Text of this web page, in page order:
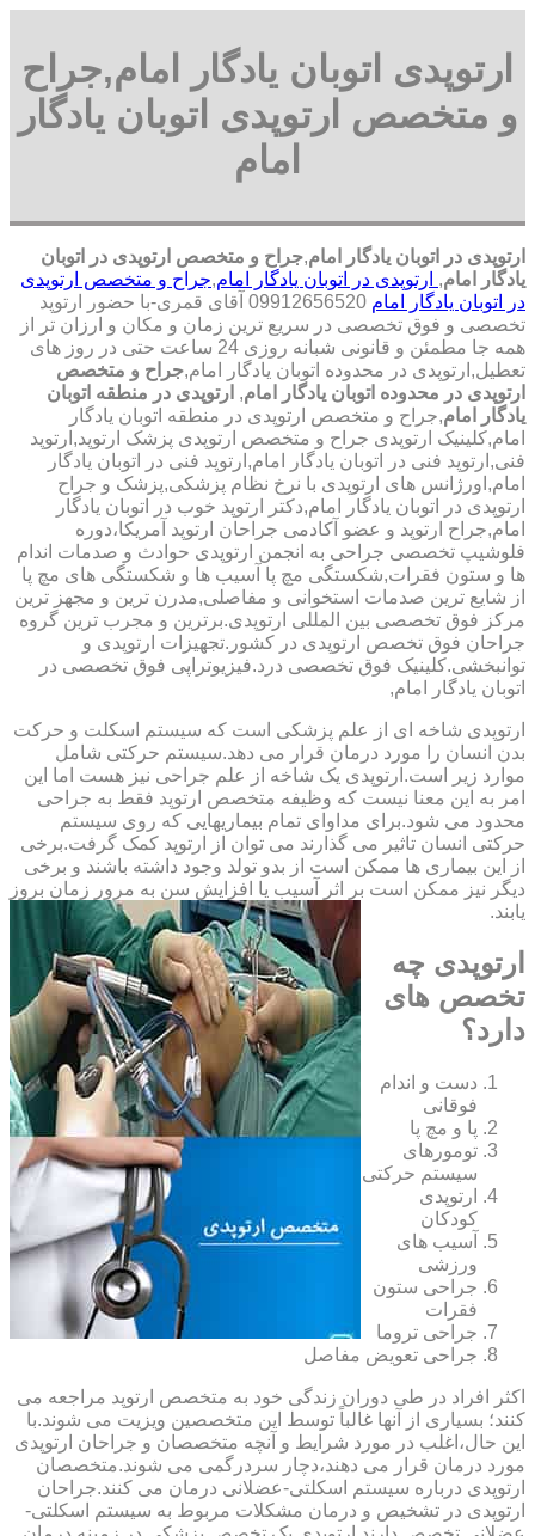
ارتوپدی اتوبان یادگار امام,جراح
و متخصص ارتوپدی اتوبان یادگار
امام
ارتوپدی در اتوبان یادگار امام,جراح و متخصص ارتوپدی در اتوبان
یادگار امام, ارتوپدی در اتوبان یادگار امام,جراح و متخصص ارتوپدی
در اتوبان یادگار امام
09912656520 آقای قمری-با حضور ارتوپد
تخصصی و فوق تخصصی در سریع ترین زمان و مکان و ارزان تر از
همه جا مطمئن و قانونی شبانه روزی 24 ساعت حتی در روز های
تعطیل,ارتوپدی در محدوده اتوبان یادگار امام,جراح و متخصص
ارتوپدی در محدوده اتوبان یادگار امام, ارتوپدی در منطقه اتوبان
یادگار امام,جراح و متخصص ارتوپدی در منطقه اتوبان یادگار
امام,کلینیک ارتوپدی جراح و متخصص ارتوپدی پزشک ارتوپد,ارتوپد
فنی,ارتوپد فنی در اتوبان یادگار امام,ارتوپد فنی در اتوبان یادگار
امام,اورژانس های ارتوپدی با نرخ نظام پزشکی,پزشک و جراح
ارتوپدی در اتوبان یادگار امام,دکتر ارتوپد خوب در اتوبان یادگار
امام,جراح ارتوپد و عضو آکادمی جراحان ارتوپد آمریکا،دوره
فلوشیپ تخصصی جراحی به انجمن ارتوپدی حوادث و صدمات اندام
ها و ستون فقرات,شکستگی مچ پا آسیب ها و شکستگی های مچ پا
از شایع ترین صدمات استخوانی و مفاصلی,مدرن ترین و مجهز ترین
مرکز فوق تخصصی بین المللی ارتوپدی.برترین ‏و ‏مجرب ‏ترین ‏گروه
‏جراحان ‏فوق ‏تخصص ‏ارتوپدی ‏در ‏کشور.تجهیزات ارتوپدی و
توانبخشی.کلینیک فوق تخصصی درد.فیزیوتراپی فوق تخصصی در
اتوبان یادگار امام,
ارتوپدی شاخه ای از علم پزشکی است که سیستم اسکلت و حرکت
بدن انسان را مورد درمان قرار می دهد.سیستم حرکتی شامل
موارد زیر است.ارتوپدی یک شاخه از علم جراحی نیز هست اما این
امر به این معنا نیست که وظیفه متخصص ارتوپد فقط به جراحی
محدود می شود.برای مداوای تمام بیماریهایی که روی سیستم
حرکتی انسان تاثیر می گذارند می توان از ارتوپد کمک گرفت.برخی
از این بیماری ها ممکن است از بدو تولد وجود داشته باشند و برخی
دیگر نیز ممکن است بر اثر آسیب یا افزایش سن به مرور زمان بروز
یابند.
ارتوپدی چه
تخصص های
دارد؟
دست و اندام
فوقانی
پا و مچ پا
تومورهای
سیستم حرکتی
ارتوپدی
کودکان
آسیب های
ورزشی
جراحی ستون
فقرات
جراحی تروما
جراحی تعویض مفاصل
اکثر افراد در طی دوران زندگی خود به متخصص ارتوپد مراجعه می
کنند؛ بسیاری از آنها غالباً توسط این متخصصین ویزیت می شوند.با
این حال،اغلب در مورد شرایط و آنچه متخصصان و جراحان ارتوپدی
مورد درمان قرار می دهند،دچار سردرگمی می شوند.متخصصان
ارتوپدی درباره سیستم اسکلتی-عضلانی درمان می کنند.جراحان
ارتوپدی در تشخیص و درمان مشکلات مربوط به سیستم اسکلتی-